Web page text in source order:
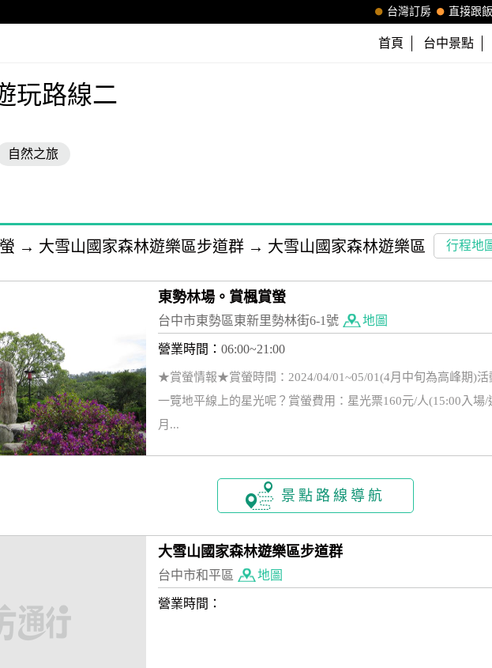
直接跟
台灣訂房
首頁 台中景點
玩路線二
自然之旅
→ 大雪山國家森林遊樂區步道群 → 大雪山國家森林遊樂區 行程地
東勢林場。賞楓賞螢
台中市東勢區東新里勢林街6-1號 地圖
營業時間： 06:00~21:00
★賞螢情報★賞螢時間：2024/04/01~05/01(4月中旬為高峰期)
一覽地平線上的星光呢？賞螢費用：星光票160元/人(15:00入
月...
景點路線導航
大雪山國家森林遊樂區步道群
台中市和平區 地圖
營業時間：